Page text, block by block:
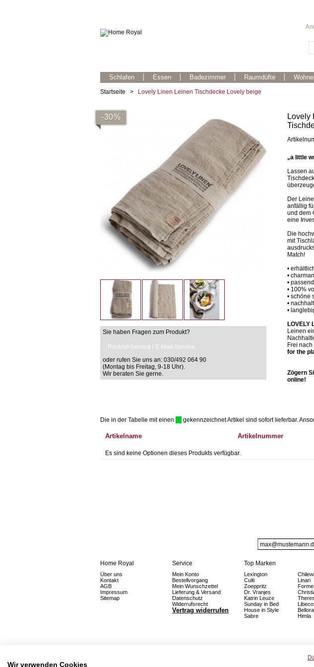
Schlafen Essen Badezimmer Raumdüfte
Startseite > Lovely Linen Leinen Tischdecke Lovely beige
-30%
Sie haben Fragen zum Produkt?
Rückruf-Service / E-Mail-Service
oder rufen Sie uns an: 030/492 064 90
(Montag bis Freitag, 9-18 Uhr).
Wir beraten Sie gerne.
Lovely
„a little
Lassen
Der
anfällig
und dem
eine
Die
mit
Match!
•
•
•
• 100%
• schöne
•
•
LOVELY
Leinen
Frei
for the
Zögern
online!
Die in der Tabelle mit einen gekennzeichnet Artikel sind sofort lieferbar.
Artikelname Artikelnummer
Es sind keine Optionen dieses Produkts verfügbar.
Home Royal
Über uns
Kontakt
AGB
Impressum
Sitemap
Service
Mein Konto
Bestellvorgang
Mein Wunschzettel
Lieferung & Versand
Datenschutz
Widerrufsrecht
Vertrag widerrufen
Top Marken
Lexington
Culti
Linari
Zoeppritz
Dr. Vranjes
Katrin Leuze
Sunday in Bed
Libeco
House in Style
Bellora
Sabre
Himla
Wir verwenden Cookies